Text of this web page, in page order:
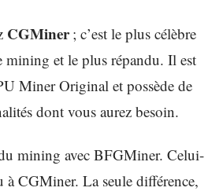
CGMiner; c’est le plus célèbre
mining et le plus répandu. Il est
Miner Original et possède de
dont vous aurez besoin.
mining avec BFGMiner. Celui-
à CGMiner. La seule différence,